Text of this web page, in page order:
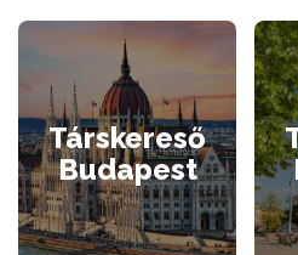
Társkereső
Budapest